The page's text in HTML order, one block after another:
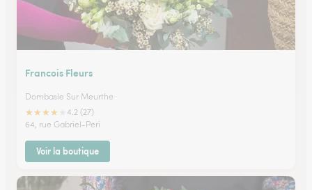
Francois Fleurs
Dombasle Sur Meurthe
★★★★
4.2 (27)
64, rue Gabriel-Peri
Voir la boutique